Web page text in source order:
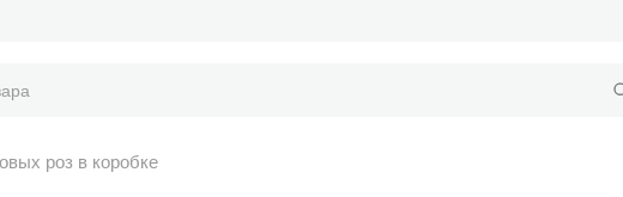
роз в коробке